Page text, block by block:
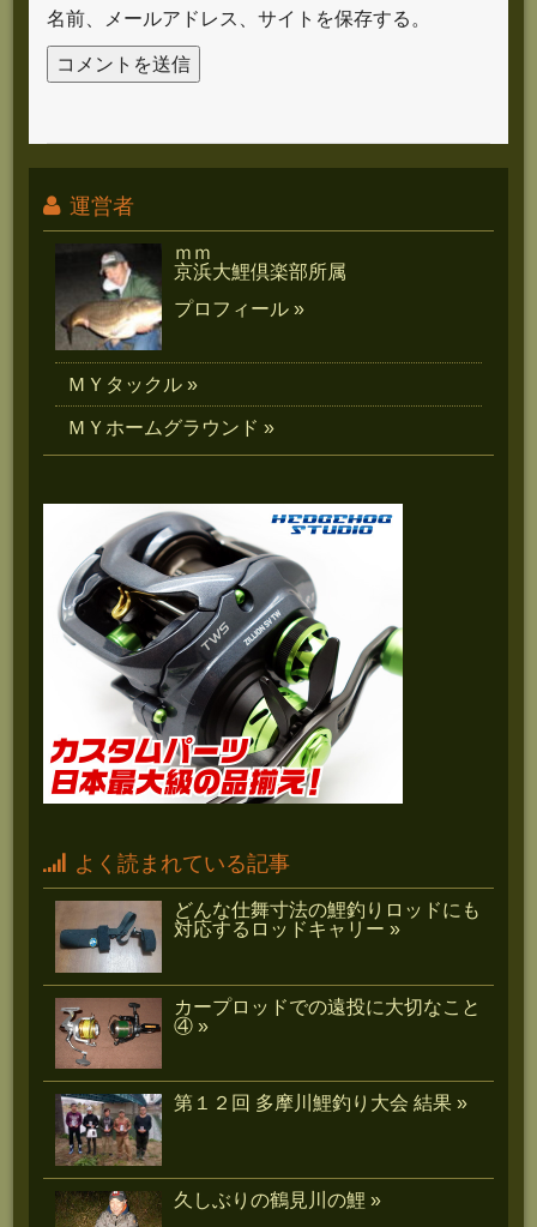
名前、メールアドレス、サイトを保存する。
運営者
ｍｍ
京浜大鯉倶楽部所属
プロフィール »
ＭＹタックル »
ＭＹホームグラウンド »
よく読まれている記事
どんな仕舞寸法の鯉釣りロッドにも
対応するロッドキャリー »
カープロッドでの遠投に大切なこと
④ »
第１２回 多摩川鯉釣り大会 結果 »
久しぶりの鶴見川の鯉 »